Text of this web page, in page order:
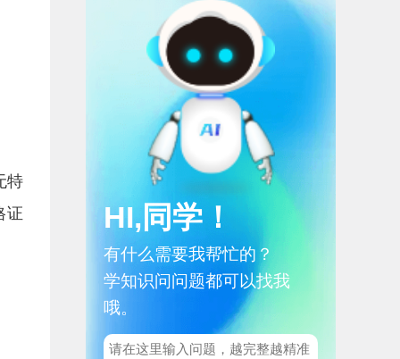
特
证
HI,同学！
有什么需要我帮忙的？
学知识问问题都可以找我
哦。